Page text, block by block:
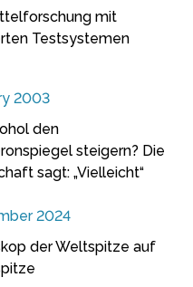
mit
Testsystemen
2003
den
steigern? Die
sagt: „Vielleicht“
2024
der Weltspitze auf